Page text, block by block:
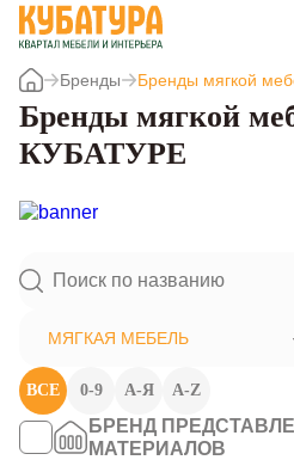
Бренды Бренды мягкой
Бренды мягкой
КУБАТУРЕ
МЯГКАЯ МЕБЕЛЬ
ВСЕ 0-9 А-Я A-Z
БРЕНД
МАТЕРИАЛОВ